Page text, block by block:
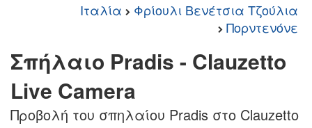
Ιταλία
Φρίουλι Βενέτσια Τζούλια
Πορντενόνε
Σπήλαιο Pradis - Clauzetto
Live Camera
Προβολή του σπηλαίου Pradis στο Clauzetto